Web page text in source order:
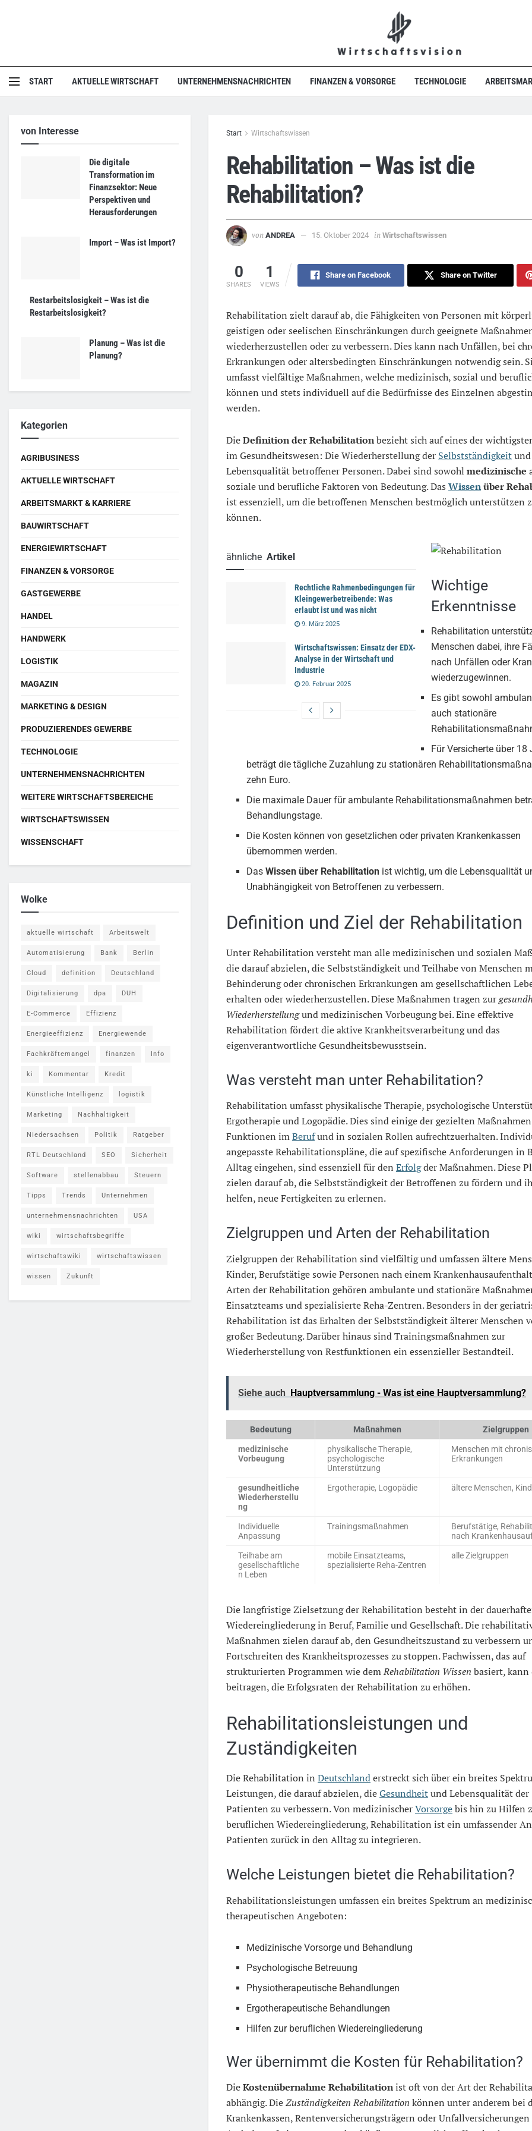
START AKTUELLE WIRTSCHAFT UNTERNEHMENSNACHRICHTEN FINANZEN & VORSORGE TECHNOLOGIE
Start Wirtschaftswissen
Rehabilitation – Was ist die
Rehabilitation?
von ANDREA 15. Oktober 2024 in Wirtschaftswissen
0
SHARES
1
VIEWS
Share on Facebook Share on Twitter
Rehabilitation zielt darauf ab, die Fähigkeiten von Personen mit
geistigen oder seelischen Einschränkungen durch geeignete
wiederherzustellen oder zu verbessern. Dies kann nach Unfällen, bei
Erkrankungen oder altersbedingten Einschränkungen notwendig sein.
umfasst vielfältige Maßnahmen, welche medizinisch, sozial und
können und stets individuell auf die Bedürfnisse des Einzelnen
werden.
DieDefinition der Rehabilitationbezieht sich auf eines der
im Gesundheitswesen: Die Wiederherstellung der Selbstständigkeitund
Lebensqualität betroffener Personen. Dabei sind sowohl medizinische
soziale und berufliche Faktoren von Bedeutung. Das Wissenüber
ist essenziell, um die betroffenen Menschen bestmöglich unterstützen
können.
ähnliche Artikel
Rechtliche Rahmenbedingungen für
Kleingewerbetreibende: Was
erlaubt ist und was nicht
9. März 2025
Wirtschaftswissen: Einsatz der EDX-
Analyse in der Wirtschaft und
Industrie
20. Februar 2025
Wichtige
Erkenntnisse
Rehabilitation
Menschen dabei, ihre
nach Unfällen oder
wiederzugewinnen.
Es gibt sowohl
auch stationäre
Für Versicherte über 18
beträgt die tägliche Zuzahlung zu stationären
zehn Euro.
Die maximale Dauer für ambulante Rehabilitationsmaßnahmen
Behandlungstage.
Die Kosten können von gesetzlichen oder privaten Krankenkassen
übernommen werden.
DasWissen über Rehabilitation ist wichtig, um die Lebensqualität
Unabhängigkeit von Betroffenen zu verbessern.
Definition und Ziel der Rehabilitation
Unter Rehabilitation versteht man alle medizinischen und sozialen
die darauf abzielen, die Selbstständigkeit und Teilhabe von Menschen
Behinderung oder chronischen Erkrankungen am gesellschaftlichen
erhalten oder wiederherzustellen. Diese Maßnahmen tragen zur
Wiederherstellungund medizinischen Vorbeugung bei. Eine effektive
Rehabilitation fördert die aktive Krankheitsverarbeitung und das
eigenverantwortliche Gesundheitsbewusstsein.
Was versteht man unter Rehabilitation?
Rehabilitation umfasst physikalische Therapie, psychologische
Ergotherapie und Logopädie. Dies sind einige der gezielten
Funktionen imBerufund in sozialen Rollen aufrechtzuerhalten.
angepasste Rehabilitationspläne, die auf spezifische Anforderungen in
Alltag eingehen, sind essenziell für den Erfolgder Maßnahmen. Diese
zielen darauf ab, die Selbstständigkeit der Betroffenen zu fördern und
helfen, neue Fertigkeiten zu erlernen.
Zielgruppen und Arten der Rehabilitation
Zielgruppen der Rehabilitation sind vielfältig und umfassen ältere
Kinder, Berufstätige sowie Personen nach einem
Arten der Rehabilitation gehören ambulante und stationäre
Einsatzteams und spezialisierte Reha-Zentren. Besonders in der
Rehabilitation ist das Erhalten der Selbstständigkeit älterer Menschen
großer Bedeutung. Darüber hinaus sind Trainingsmaßnahmen zur
Wiederherstellung von Restfunktionen ein essenzieller Bestandteil.
Siehe auch Hauptversammlung - Was ist eine Hauptversammlung?
Bedeutung Maßnahmen Zielgruppen
medizinische
Vorbeugung
physikalische Therapie,
psychologische
Unterstützung
Menschen mit
Erkrankungen
gesundheitliche
Wiederherstellu
ng
Ergotherapie, Logopädie ältere Menschen,
Individuelle
Anpassung
Trainingsmaßnahmen
Berufstätige,
nach
Teilhabe am
gesellschaftliche
n Leben
mobile Einsatzteams,
spezialisierte Reha-Zentren
alle Zielgruppen
Die langfristige Zielsetzung der Rehabilitation besteht in der
Wiedereingliederung in Beruf, Familie und Gesellschaft. Die
Maßnahmen zielen darauf ab, den Gesundheitszustand zu verbessern
Fortschreiten des Krankheitsprozesses zu stoppen. Fachwissen, das auf
strukturierten Programmen wie demRehabilitation Wissen basiert, kann
beitragen, die Erfolgsraten der Rehabilitation zu erhöhen.
Rehabilitationsleistungen und
Zuständigkeiten
Die Rehabilitation in Deutschlanderstreckt sich über ein breites
Leistungen, die darauf abzielen, dieGesundheitund Lebensqualität der
Patienten zu verbessern. Von medizinischerVorsorgebis hin zu Hilfen
beruflichen Wiedereingliederung, Rehabilitation ist ein umfassender
Patienten zurück in den Alltag zu integrieren.
Welche Leistungen bietet die Rehabilitation?
Rehabilitationsleistungen umfassen ein breites Spektrum an
therapeutischen Angeboten:
Medizinische Vorsorge und Behandlung
Psychologische Betreuung
Physiotherapeutische Behandlungen
Ergotherapeutische Behandlungen
Hilfen zur beruflichen Wiedereingliederung
Wer übernimmt die Kosten für Rehabilitation?
DieKostenübernahme Rehabilitationist oft von der Art der
abhängig. DieZuständigkeiten Rehabilitation können unter anderem bei
Krankenkassen, Rentenversicherungsträgern oder
von Interesse
Die digitale
Transformation im
Finanzsektor: Neue
Perspektiven und
Herausforderungen
Import – Was ist Import?
Restarbeitslosigkeit – Was ist die
Restarbeitslosigkeit?
Planung – Was ist die
Planung?
Kategorien
AGRIBUSINESS
AKTUELLE WIRTSCHAFT
ARBEITSMARKT & KARRIERE
BAUWIRTSCHAFT
ENERGIEWIRTSCHAFT
FINANZEN & VORSORGE
GASTGEWERBE
HANDEL
HANDWERK
LOGISTIK
MAGAZIN
MARKETING & DESIGN
PRODUZIERENDES GEWERBE
TECHNOLOGIE
UNTERNEHMENSNACHRICHTEN
WEITERE WIRTSCHAFTSBEREICHE
WIRTSCHAFTSWISSEN
WISSENSCHAFT
Wolke
aktuelle wirtschaft Arbeitswelt
Automatisierung Bank Berlin
Cloud definition Deutschland
Digitalisierung dpa DUH
E-Commerce Effizienz
Energieeffizienz Energiewende
Fachkräftemangel finanzen Info
ki Kommentar Kredit
Künstliche Intelligenz logistik
Marketing Nachhaltigkeit
Niedersachsen Politik Ratgeber
RTL Deutschland SEO Sicherheit
Software stellenabbau Steuern
Tipps Trends Unternehmen
unternehmensnachrichten USA
wiki wirtschaftsbegriffe
wirtschaftswiki wirtschaftswissen
wissen Zukunft